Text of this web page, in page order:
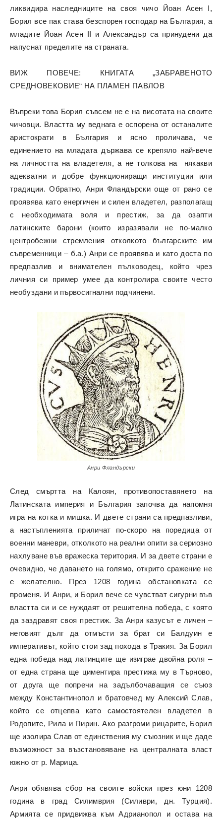
ликвидира наследниците на своя чичо Йоан Асен I,
Борил все пак става безспорен господар на България, а
младите Йоан Асен II и Александър са принудени да
напуснат пределите на страната.
ВИЖ ПОВЕЧЕ: КНИГАТА „ЗАБРАВЕНОТО
СРЕДНОВЕКОВИЕ“ НА ПЛАМЕН ПАВЛОВ
Въпреки това Борил съвсем не е на висотата на своите
чичовци. Властта му веднага е оспорена от останалите
аристократи в България и ясно проличава, че
единението на младата държава се крепяло най-вече
на личността на владетеля, а не толкова на някакви
адекватни и добре функциониращи институции или
традиции. Обратно, Анри Фландърски още от рано се
проявява като енергичен и силен владетел, разполагащ
с необходимата воля и престиж, за да озапти
латинските барони (които изразявали не по-малко
центробежни стремления отколкото българските им
съвременници – б.а.) Анри се проявява и като доста по
предпазлив и внимателен пълководец, който чрез
личния си пример умее да контролира своите често
необуздани и първосигнални подчинени.
Анри Фландърски
След смъртта на Калоян, противопоставянето на
Латинската империя и България започва да напомня
игра на котка и мишка. И двете страни са предпазливи,
а настъпленията приличат по-скоро на поредица от
военни маневри, отколкото на реални опити за сериозно
нахлуване във вражеска територия. И за двете страни е
очевидно, че даването на голямо, открито сражение не
е желателно. През 1208 година обстановката се
променя. И Анри, и Борил вече се чувстват сигурни във
властта си и се нуждаят от решителна победа, с която
да заздравят своя престиж. За Анри казусът е личен –
неговият дълг да отмъсти за брат си Балдуин е
императивът, който стои зад похода в Тракия. За Борил
една победа над латинците ще изиграе двойна роля –
от една страна ще циментира престижа му в Търново,
от друга ще попречи на задълбочаващия се съюз
между Константинопол и братовчед му Алексий Слав,
който се отцепва като самостоятелен владетел в
Родопите, Рила и Пирин. Ако разгроми рицарите, Борил
ще изолира Слав от единствения му съюзник и ще даде
възможност за възстановяване на централната власт
южно от р. Марица.
Анри обявява сбор на своите войски през юни 1208
година в град Силимврия (Силиври, дн. Турция).
Армията се придвижва към Адрианопол и остава на